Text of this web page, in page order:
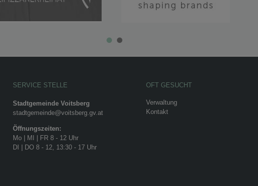
SERVICE STELLE
Stadtgemeinde Voitsberg
stadtgemeinde@voitsberg.gv.at
Öffnungszeiten:
Mo | MI | FR 8 - 12 Uhr
DI | DO 8 - 12, 13:30 - 17 Uhr
OFT GESUCHT
Verwaltung
Kontakt